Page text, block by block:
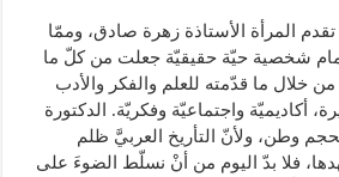
المرأة الأستاذة زهرة صادق، وممّا
أمام شخصية حيّة حقيقيّة جعلت من كلّ ما
خلال ما قدّمته للعلم والفكر والأدب
أكاديميّة واجتماعيّة وفكريّة. الدكتورة
وطن، ولأنّ التأريخ العربيَّ ظلم
فلا بدّ اليوم من أنْ نسلّط الضوءَ على